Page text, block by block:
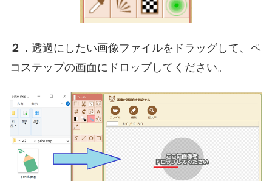
２． 透過にしたい画像ファイルをドラッグして、ペ
コステップの画面にドロップしてください。